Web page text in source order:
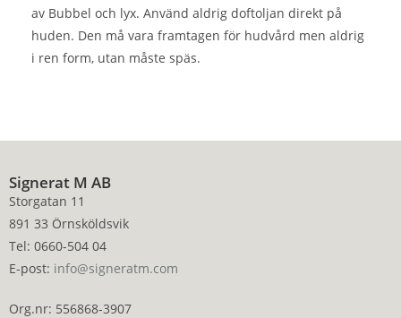
av Bubbel och lyx. Använd aldrig doftoljan direkt på
huden. Den må vara framtagen för hudvård men aldrig
i ren form, utan måste späs.
Signerat M AB
Storgatan 11
891 33 Örnsköldsvik
Tel: 0660-504 04
E-post: info@signeratm.com
Org.nr: 556868-3907